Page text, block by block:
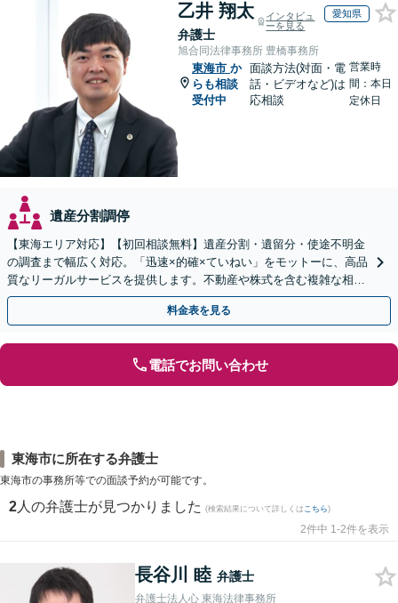
乙井 翔太
弁護士
インタビュ
ーを見る
愛知県
旭合同法律事務所 豊橋事務所
東海市 か
らも相談
受付中
面談方法(対面・電
話・ビデオなど)は
応相談
営業時
間：本日
定休日
遺産分割調停
【東海エリア対応】【初回相談無料】遺産分割・遺留分・使途不明金
の調査まで幅広く対応。「迅速×的確×ていねい」をモットーに、高品
質なリーガルサービスを提供します。不動産や株式を含む複雑な相続
もお任せください【休日・夜間対応OK】
料金表を見る
電話でお問い合わせ
東海市に所在する弁護士
東海市の事務所等での面談予約が可能です。
2 人の弁護士が見つかりました (検索結果について詳しくは こちら)
2件中 1-2件を表示
長谷川 睦 弁護士
弁護士法人心 東海法律事務所